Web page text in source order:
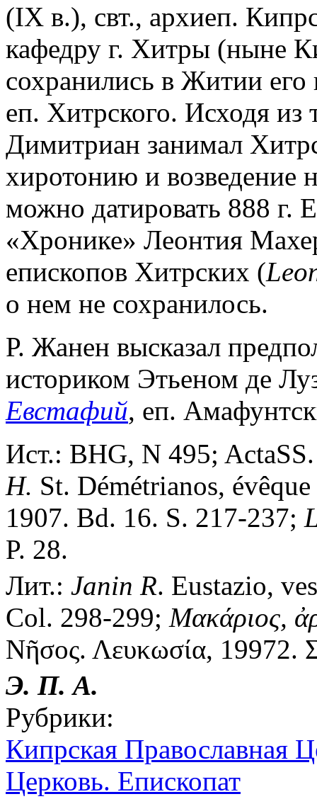
(IX в.), свт., архиеп.
кафедру г. Хитры (ныне
сохранились в Житии его
еп. Хитрского. Исходя из
Димитриан занимал
хиротонию и возведение
можно датировать 888 г.
«Хронике» Леонтия
епископов Хитрских (
о нем не сохранилось.
Р. Жанен высказал
историком Этьеном де
Евстафий, еп.
Ист.: BHG, N 495;
H. St. Démétrianos,
1907. Bd. 16. S. 217-237;
P. 28.
Лит.: Janin R. Eustazio,
Col. 298-299; Μακάριος,
Νῆσος. Λευκωσία, 19972.
Э. П. А.
Рубрики:
Кипрская Православная
Церковь. Епископат